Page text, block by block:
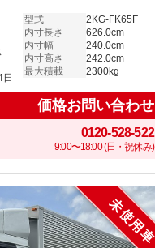
付き
型式
2KG-FK65F
内寸長さ
626.0cm
内寸幅
240.0cm
内寸高さ
242.0cm
最大積載
2300kg
価格お問い合わせ
0120-528-522
9:00〜18:00 (日・祝休み)
未使